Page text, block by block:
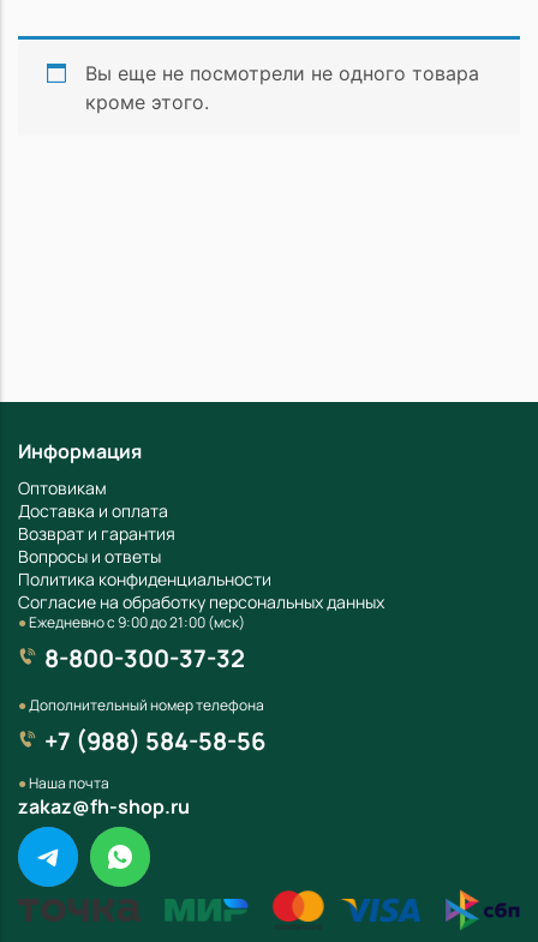
Вы еще не посмотрели не одного товара
кроме этого.
Информация
Оптовикам
Доставка и оплата
Возврат и гарантия
Вопросы и ответы
Политика конфиденциальности
Согласие на обработку персональных данных
●Ежедневно с 9:00 до 21:00 (мск)
8-800-300-37-32
●Дополнительный номер телефона
+7 (988) 584-58-56
●Наша почта
zakaz@fh-shop.ru